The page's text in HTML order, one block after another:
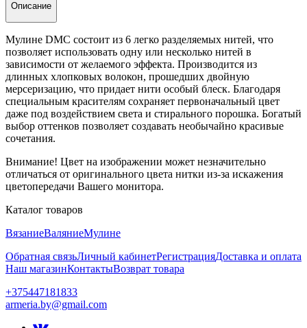
Описание
Мулине DMC состоит из 6 легко разделяемых нитей, что
позволяет использовать одну или несколько нитей в
зависимости от желаемого эффекта. Производится из
длинных хлопковых волокон, прошедших двойную
мерсеризацию, что придает нити особый блеск. Благодаря
специальным красителям сохраняет первоначальный цвет
даже под воздействием света и стирального порошка. Богатый
выбор оттенков позволяет создавать необычайно красивые
сочетания.
Внимание! Цвет на изображении может незначительно
отличаться от оригинального цвета нитки из-за искажения
цветопередачи Вашего монитора.
Каталог товаров
ВязаниеВаляниеМулине
Обратная связьЛичный кабинетРегистрацияДоставка и оплата
Наш магазинКонтактыВозврат товара
+375447181833
armeria.by@gmail.com